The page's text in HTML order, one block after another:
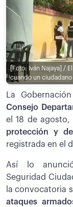
[Foto: Iván Najaya] /
cuando un
La
Consejo
el 18 de
protección y
registrada en el
Así lo
Seguridad
la convocatoria
ataques armado